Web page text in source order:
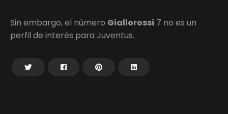
Sin embargo, el número Giallorossi 7 no es un
perfil de interés para Juventus.